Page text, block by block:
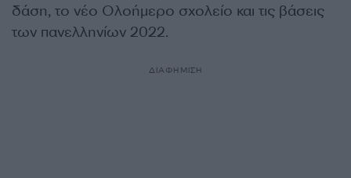
δάση, το νέο Ολοήμερο σχολείο και τις βάσεις
των πανελληνίων 2022.
ΔΙΑΦΗΜΙΣΗ